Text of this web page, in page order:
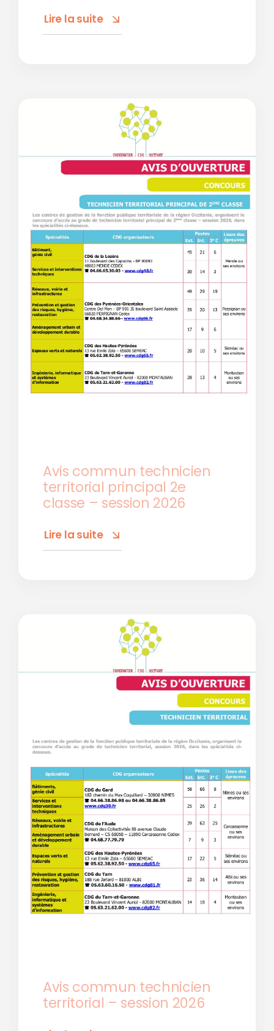
Lire la suite
Avis commun technicien
territorial principal 2e
classe – session 2026
Lire la suite
Avis commun technicien
territorial – session 2026